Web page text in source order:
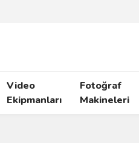
Video
Ekipmanları
Fotoğraf
Makineleri